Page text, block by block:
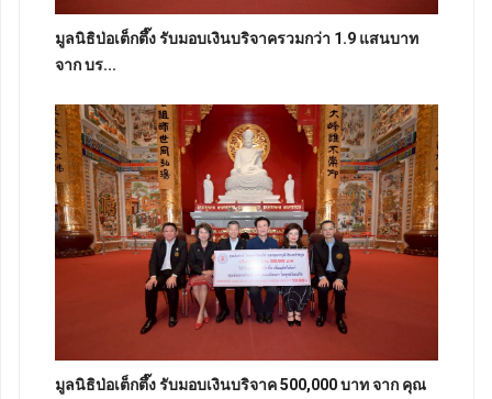
มูลนิธิป่อเต็กตึ๊ง รับมอบเงินบริจาครวมกว่า 1.9 แสนบาท
จาก บร...
มูลนิธิป่อเต็กตึ๊ง รับมอบเงินบริจาค 500,000 บาท จาก คุณ